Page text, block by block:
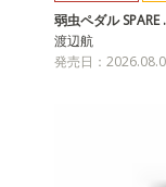
弱虫ペダル SPARE
渡辺航
発売日：